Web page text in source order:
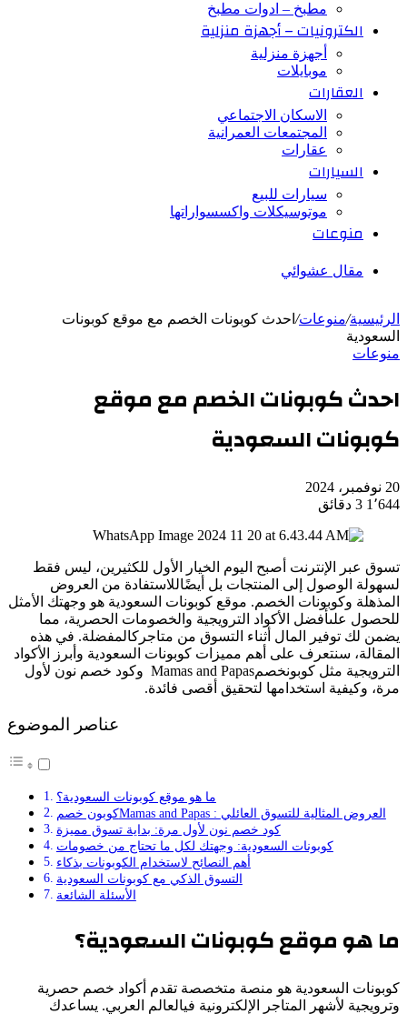
مطبخ – ادوات مطبخ
الكترونيات – أجهزة منزلية
أجهزة منزلية
موبايلات
العقارات
الاسكان الاجتماعي
المجتمعات العمرانية
عقارات
السيارات
سيارات للبيع
موتوسيكلات واكسسواراتها
منوعات
مقال عشوائي
الرئيسية/منوعات/ احدث كوبونات الخصم مع موقع كوبونات
السعودیة
منوعات
احدث كوبونات الخصم مع موقع
كوبونات السعودیة
20 نوفمبر، 2024
1٬644 3 دقائق
تسوق عبر الإنترنت أصبح الیوم الخیار الأول للكثیرین، لیس فقط
لسھولة الوصول إلى المنتجات بل أیضًاللاستفادة من العروض
المذھلة وكوبونات الخصم. موقع كوبونات السعودیة ھو وجھتك الأمثل
للحصول علىأفضل الأكواد الترویجیة والخصومات الحصریة، مما
یضمن لك توفیر المال أثناء التسوق من متاجركالمفضلة. في ھذه
المقالة، سنتعرف على أھم ممیزات كوبونات السعودیة وأبرز الأكواد
الترویجیة مثل كوبونخصمMamas and Papas وكود خصم نون لأول
مرة، وكیفیة استخدامھا لتحقیق أقصى فائدة.
عناصر الموضوع
ما ھو موقع كوبونات السعودیة؟
كوبون خصمMamas and Papas : العروض المثالیة للتسوق العائلي
كود خصم نون لأول مرة: بدایة تسوق ممیزة
كوبونات السعودیة: وجھتك لكل ما تحتاج من خصومات
أھم النصائح لاستخدام الكوبونات بذكاء
التسوق الذكي مع كوبونات السعودیة
الأسئلة الشائعة
ما ھو موقع كوبونات السعودیة؟
كوبونات السعودیة ھو منصة متخصصة تقدم أكواد خصم حصریة
وترویجیة لأشھر المتاجر الإلكترونیة فيالعالم العربي. یساعدك